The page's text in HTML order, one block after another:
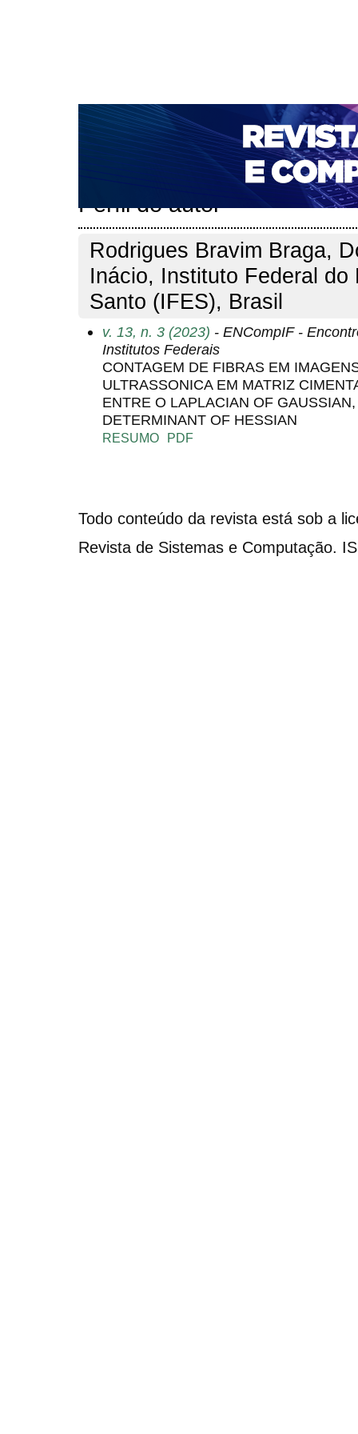
CAPA SOBRE ACESSO CADASTRO
NOTÍCIAS
PORTAL DE REVISTAS DA UNIFACS
PARA AVALIADORES
NOVA SUBMISSÃO
Perfil do autor
Rodrigues Bravim Braga,
Inácio, Instituto Federal do
Santo (IFES), Brasil
v. 13, n. 3 (2023) - ENCompIF -
Institutos Federais
CONTAGEM DE FIBRAS EM
ULTRASSONICA EM MATRIZ
ENTRE O LAPLACIAN OF
DETERMINANT OF HESSIAN
RESUMO PDF
Todo conteúdo da revista está sob a
Revista de Sistemas e Computação.